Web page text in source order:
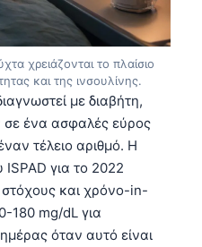
χρειάζονται το πλαίσιο
και της ινσουλίνης.
με διαβήτη,
σε ένα ασφαλές εύρος
τέλειο αριθμό. Η
ISPAD για το 2022
στόχους και χρόνο-in-
180 mg/dL για
όταν αυτό είναι